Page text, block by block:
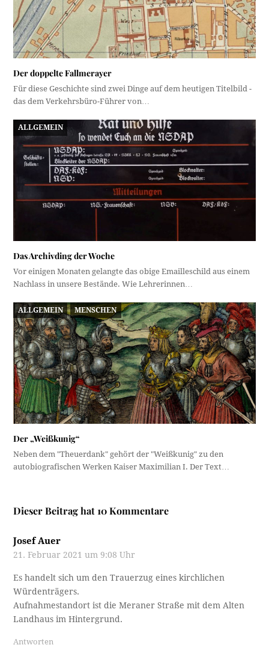
Der doppelte Fallmerayer
Für diese Geschichte sind zwei Dinge auf dem heutigen Titelbild -
das dem Verkehrsbüro-Führer von…
ALLGEMEIN
Das Archivding der Woche
Vor einigen Monaten gelangte das obige Emailleschild aus einem
Nachlass in unsere Bestände. Wie Lehrerinnen…
ALLGEMEIN MENSCHEN
Der „Weißkunig“
Neben dem "Theuerdank" gehört der "Weißkunig" zu den
autobiografischen Werken Kaiser Maximilian I. Der Text…
Dieser Beitrag hat 10 Kommentare
Josef Auer
21. Februar 2021 um 9:08 Uhr
Es handelt sich um den Trauerzug eines kirchlichen
Würdenträgers.
Aufnahmestandort ist die Meraner Straße mit dem Alten
Landhaus im Hintergrund.
Antworten